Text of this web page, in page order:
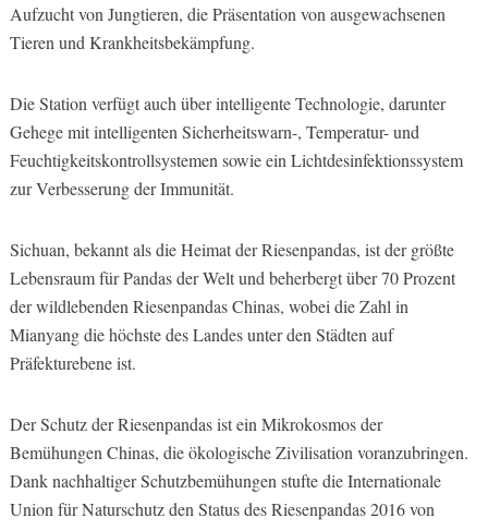
Aufzucht von Jungtieren, die Präsentation von ausgewachsenen
Tieren und Krankheitsbekämpfung.
Die Station verfügt auch über intelligente Technologie, darunter
Gehege mit intelligenten Sicherheitswarn-, Temperatur- und
Feuchtigkeitskontrollsystemen sowie ein Lichtdesinfektionssystem
zur Verbesserung der Immunität.
Sichuan, bekannt als die Heimat der Riesenpandas, ist der größte
Lebensraum für Pandas der Welt und beherbergt über 70 Prozent
der wildlebenden Riesenpandas Chinas, wobei die Zahl in
Mianyang die höchste des Landes unter den Städten auf
Präfekturebene ist.
Der Schutz der Riesenpandas ist ein Mikrokosmos der
Bemühungen Chinas, die ökologische Zivilisation voranzubringen.
Dank nachhaltiger Schutzbemühungen stufte die Internationale
Union für Naturschutz den Status des Riesenpandas 2016 von